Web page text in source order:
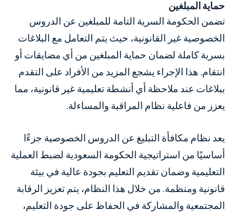
حماية المبلغين
تضمن الحكومة السرية التامة للمبلغين عن الدروس
الخصوصية غير القانونية، حيث يتم التعامل مع البلاغات
بسرية كاملة لضمان حماية المبلغين من أي مضايقات أو
انتقام. هذا الإجراء يشجع المزيد من الأفراد على التقدم
ببلاغات عند ملاحظة أي أنشطة تعليمية غير قانونية، مما
يعزز من فاعلية نظام المراقبة والمساءلة.
يعد نظام مكافأة التبليغ عن الدروس الخصوصية جزءًا
أساسيًا من استراتيجية الحكومة السعودية لضبط العملية
التعليمية وضمان تقديم التعليم بجودة عالية في بيئة
قانونية ومنظمة. من خلال هذا النظام، يتم تعزيز الرقابة
المجتمعية والمشاركة في الحفاظ على جودة التعليم،